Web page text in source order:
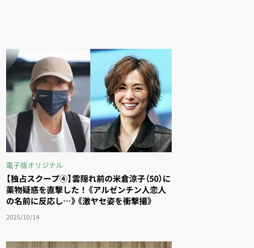
電子版オリジナル
【独占スクープ④】雲隠れ前の米倉涼子（50）に
薬物疑惑を直撃した！《アルゼンチン人恋人
の名前に反応し…》《激ヤセ姿を衝撃撮》
2025/10/14